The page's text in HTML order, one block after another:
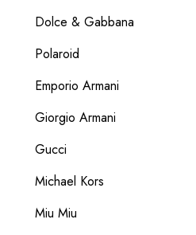
Dolce & Gabbana
Polaroid
Emporio Armani
Giorgio Armani
Gucci
Michael Kors
Miu Miu